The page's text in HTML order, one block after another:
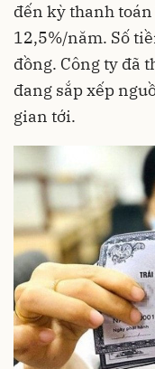
đến kỳ thanh
12,5%/năm. Số
đồng. Công ty đã
đang sắp xếp
gian tới.